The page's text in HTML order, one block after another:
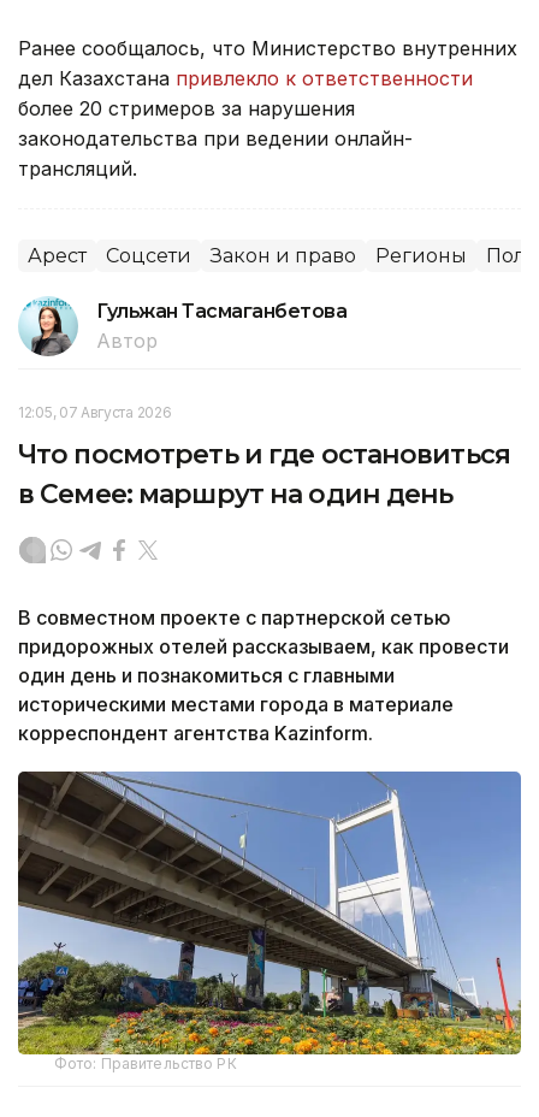
Ранее сообщалось, что Министерство внутренних
дел Казахстана привлекло к ответственности
более 20 стримеров за нарушения
законодательства при ведении онлайн-
трансляций.
Арест Соцсети Закон и право Регионы
Гульжан Тасмаганбетова
Автор
12:05, 07 Августа 2026
Что посмотреть и где остановиться
в Семее: маршрут на один день
В совместном проекте с партнерской сетью
придорожных отелей рассказываем, как провести
один день и познакомиться с главными
историческими местами города в материале
корреспондент агентства Kazinform.
Фото: Правительство РК